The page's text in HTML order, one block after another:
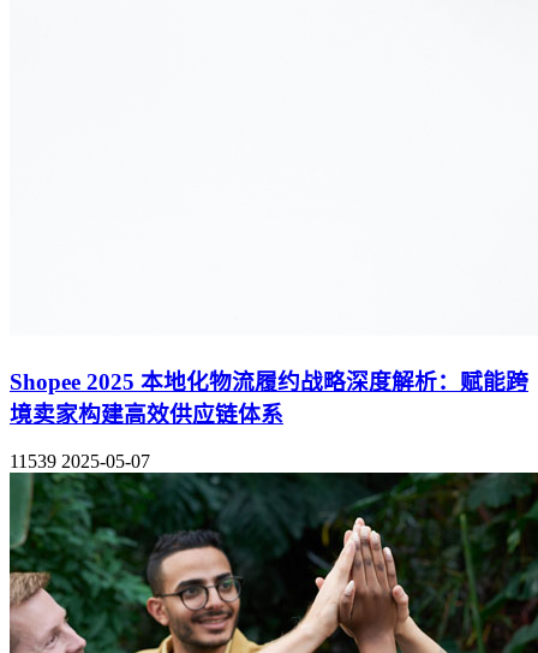
Shopee 2025 本地化物流履约战略深度解析：赋能跨
境卖家构建高效供应链体系
11539 2025-05-07